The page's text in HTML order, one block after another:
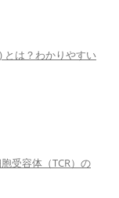
とは？わかりやすい
受容体（TCR）の